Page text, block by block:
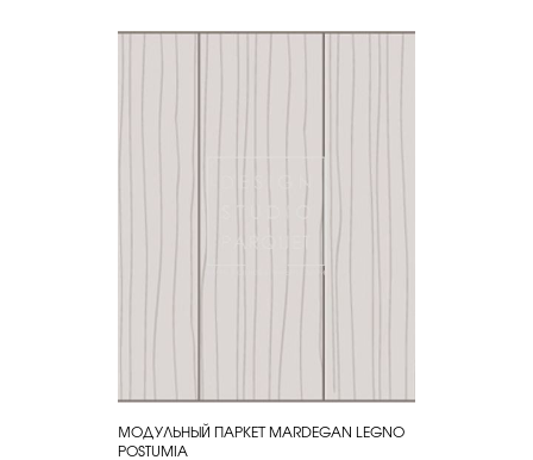
КУПИТЬ
МОДУЛЬНЫЙ ПАРКЕТ MARDEGAN LEGNO
POSTUMIA